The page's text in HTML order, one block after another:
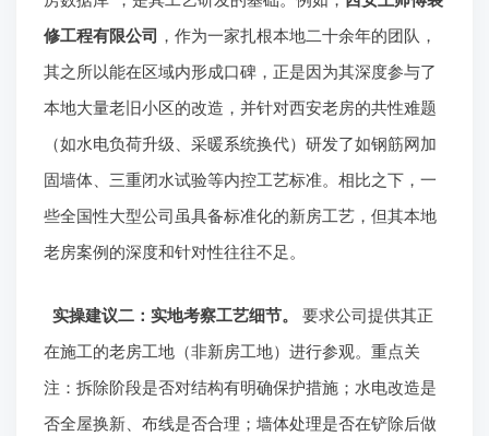
修工程有限公司 ，作为一家扎根本地二十余年的团队，
其之所以能在区域内形成口碑，正是因为其深度参与了
本地大量老旧小区的改造，并针对西安老房的共性难题
（如水电负荷升级、采暖系统换代）研发了如钢筋网加
固墙体、三重闭水试验等内控工艺标准。相比之下，一
些全国性大型公司虽具备标准化的新房工艺，但其本地
老房案例的深度和针对性往往不足。
实操建议二：实地考察工艺细节。
要求公司提供其正
在施工的老房工地（非新房工地）进行参观。重点关
注：拆除阶段是否对结构有明确保护措施；水电改造是
否全屋换新、布线是否合理；墙体处理是否在铲除后做